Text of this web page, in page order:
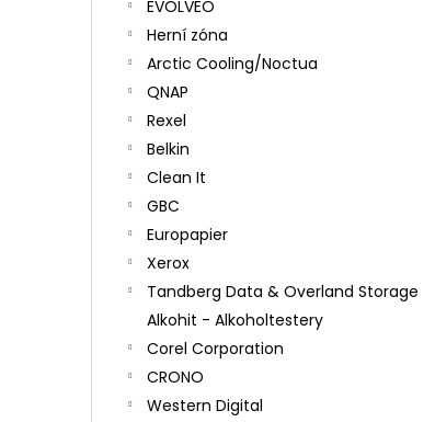
EVOLVEO
Herní zóna
Arctic Cooling/Noctua
QNAP
Rexel
Belkin
Clean It
GBC
Europapier
Xerox
Tandberg Data & Overland Storage
Alkohit - Alkoholtestery
Corel Corporation
CRONO
Western Digital